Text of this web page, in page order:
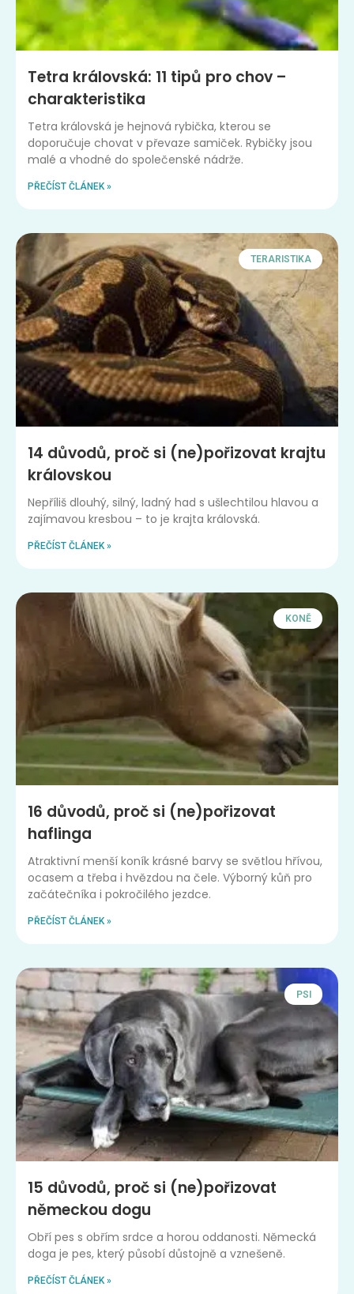
Tetra královská: 11 tipů pro chov –
charakteristika
Tetra královská je hejnová rybička, kterou se
doporučuje chovat v převaze samiček. Rybičky jsou
malé a vhodné do společenské nádrže.
PŘEČÍST ČLÁNEK »
TERARISTIKA
14 důvodů, proč si (ne)pořizovat krajtu
královskou
Nepříliš dlouhý, silný, ladný had s ušlechtilou hlavou a
zajímavou kresbou – to je krajta královská.
PŘEČÍST ČLÁNEK »
KONĚ
16 důvodů, proč si (ne)pořizovat
haflinga
Atraktivní menší koník krásné barvy se světlou hřívou,
ocasem a třeba i hvězdou na čele. Výborný kůň pro
začátečníka i pokročilého jezdce.
PŘEČÍST ČLÁNEK »
PSI
15 důvodů, proč si (ne)pořizovat
německou dogu
Obří pes s obřím srdce a horou oddanosti. Německá
doga je pes, který působí důstojně a vznešeně.
PŘEČÍST ČLÁNEK »